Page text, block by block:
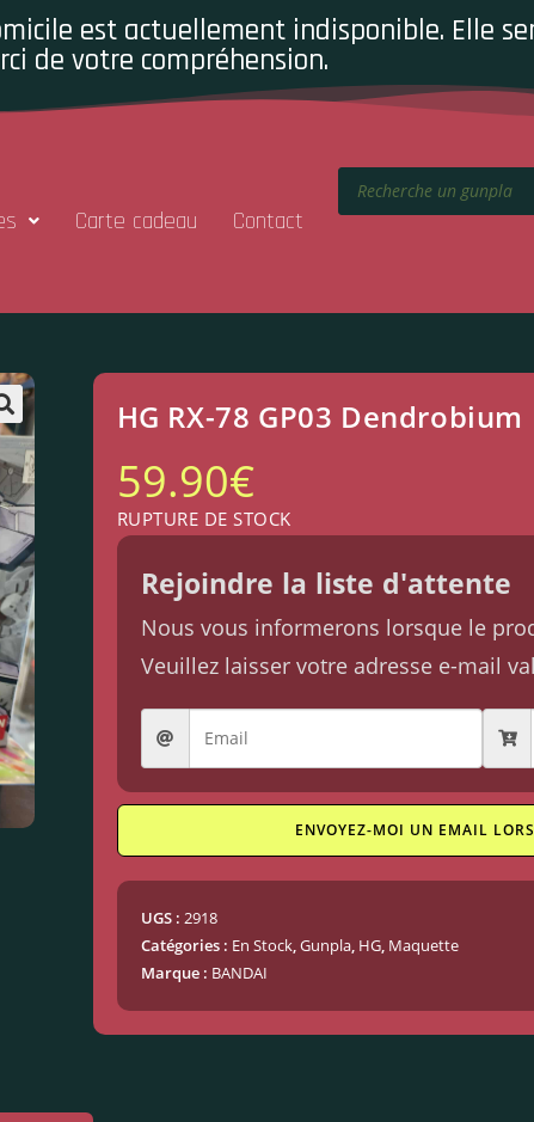
est actuellement indisponible. Elle
de votre compréhension.
Carte cadeau Contact
HG RX-78 GP03 Dendrobium
59.90€
RUPTURE DE STOCK
Rejoindre la liste d'attente
Nous vous informerons lorsque le
Veuillez laisser votre adresse e-mail
ENVOYEZ-MOI UN EMAIL
UGS : 2918
Catégories : En Stock, Gunpla, HG, Maquette
Marque : BANDAI